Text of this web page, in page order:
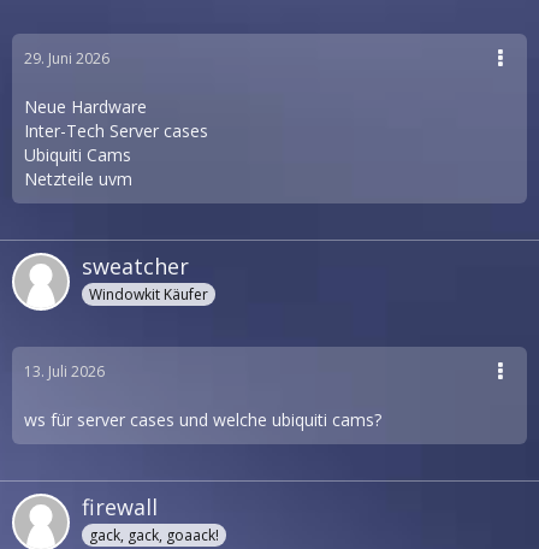
29. Juni 2026
Neue Hardware
Inter-Tech Server cases
Ubiquiti Cams
Netzteile uvm
sweatcher
Windowkit Käufer
13. Juli 2026
ws für server cases und welche ubiquiti cams?
firewall
gack, gack, goaack!